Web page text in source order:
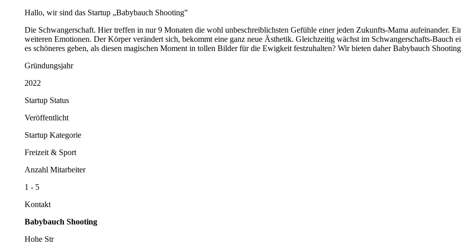
Hallo, wir sind das Startup „Babybauch Shooting”
Die Schwangerschaft. Hier treffen in nur 9 Monaten die wohl unbeschreiblichsten Gefühle einer jeden Zukunfts-Mama aufeinander.
weiteren Emotionen. Der Körper verändert sich, bekommt eine ganz neue Ästhetik. Gleichzeitig wächst im Schwangerschafts-Bauch
es schöneres geben, als diesen magischen Moment in tollen Bilder für die Ewigkeit festzuhalten? Wir bieten daher Babybauch
Gründungsjahr
2022
Startup Status
Veröffentlicht
Startup Kategorie
Freizeit & Sport
Anzahl Mitarbeiter
1 - 5
Kontakt
Babybauch Shooting
Hohe Str